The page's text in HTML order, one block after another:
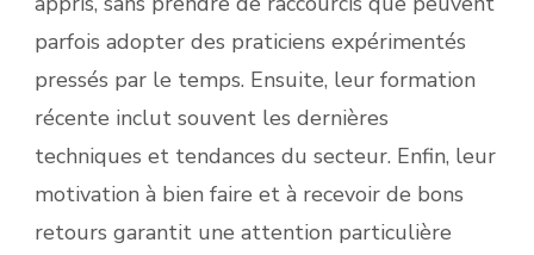
parfois adopter des praticiens expérimentés
pressés par le temps. Ensuite, leur formation
récente inclut souvent les dernières
techniques et tendances du secteur. Enfin, leur
motivation à bien faire et à recevoir de bons
retours garantit une attention particulière